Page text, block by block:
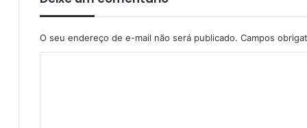
O seu endereço de e-mail não será publicado. Campos